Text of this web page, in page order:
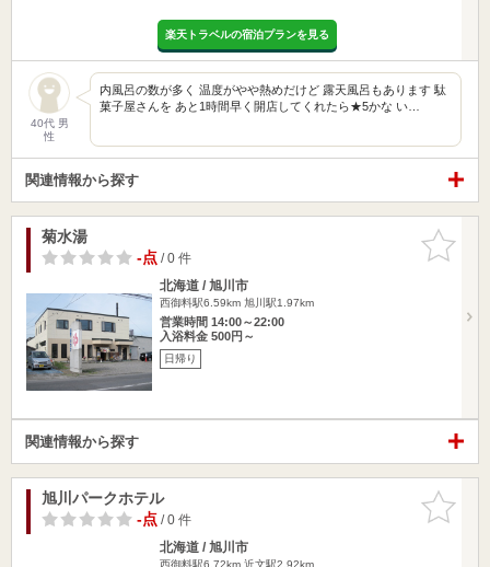
楽天トラベルの宿泊プランを見る
40代 男
性
内風呂の数が多く 温度がやや熱めだけど 露天風呂もあります 駄
菓子屋さんを あと1時間早く開店してくれたら★5かな い…
関連情報から探す
お気に入
りに追加
菊水湯
-点/ 0 件
北海道 / 旭川市
西御料駅6.59km 旭川駅1.97km
営業時間 14:00～22:00
入浴料金 500円～
日帰り
関連情報から探す
お気に入
りに追加
旭川パークホテル
-点/ 0 件
北海道 / 旭川市
西御料駅6.72km 近文駅2.92km